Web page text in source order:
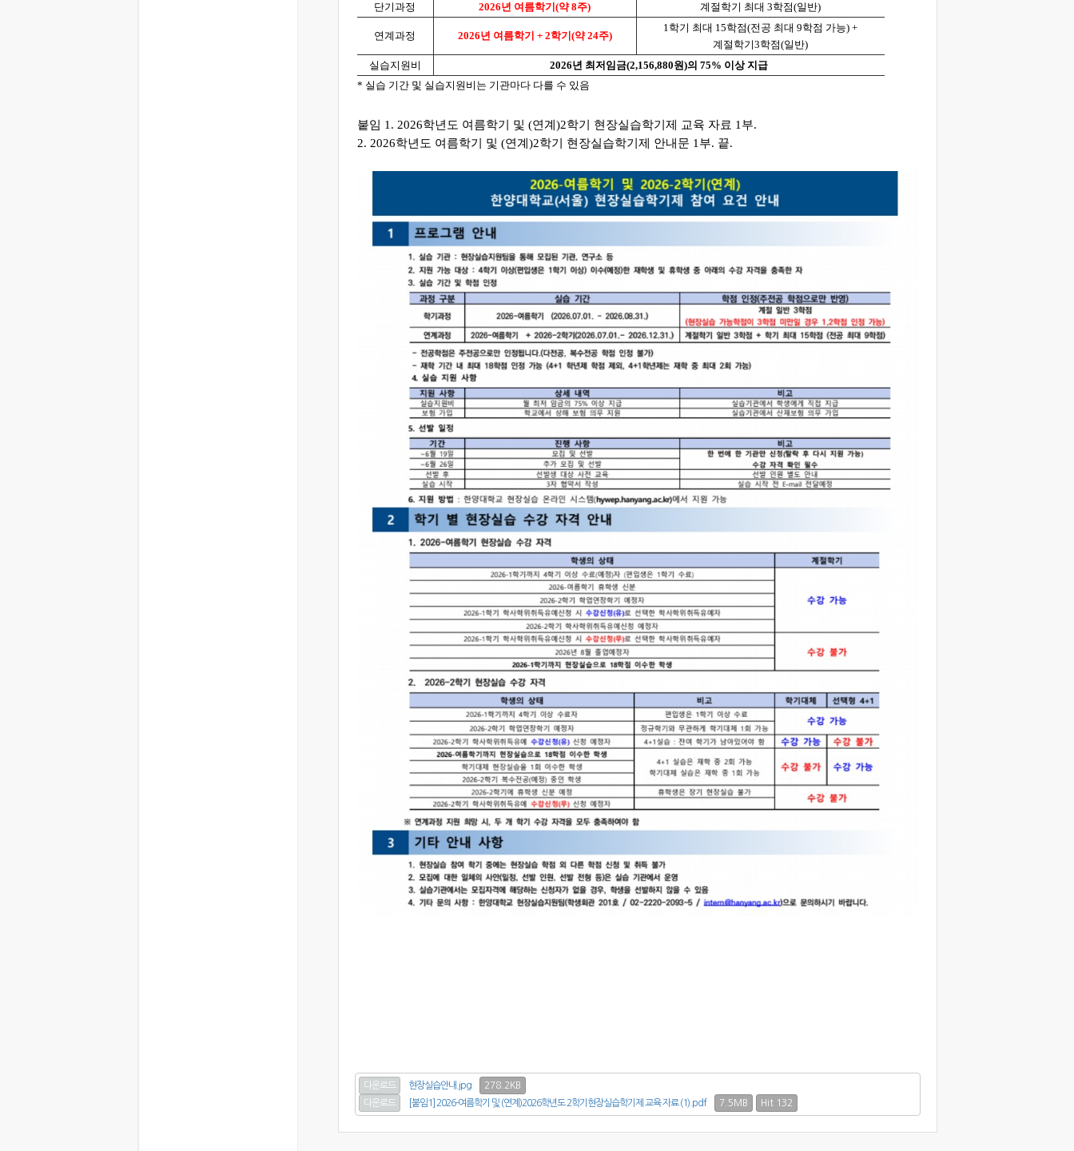
단기과정
2026년 여름학기(약 8주) 계절학기 최대 3학점(일반)
연계과정 2026년 여름학기 + 2학기(약 24주)
1학기 최대 15학점(전공 최대 9학점 가능) +
계절학기3학점(일반)
실습지원비
2026년 최저임금(2,156,880원)의 75% 이상 지급
* 실습 기간 및 실습지원비는 기관마다 다를 수 있음
붙임 1. 2026학년도 여름학기 및 (연계)2학기 현장실습학기제 교육 자료 1부.
2. 2026학년도 여름학기 및 (연계)2학기 현장실습학기제 안내문 1부. 끝.
다운로드 현장실습안내.jpg
278.2KB
다운로드
[붙임1] 2026-여름학기 및 (연계)2026학년도 2학기현장실습학기제 교육 자료 (1).pdf 7.5MB Hit 132